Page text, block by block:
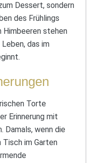
Dessert, sondern
des Frühlings
stehen
das im
Torte
Erinnerung mit
Damals, wenn die
Tisch im Garten